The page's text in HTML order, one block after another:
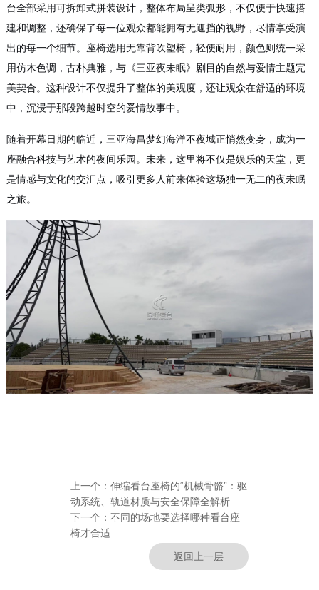
台全部采用可拆卸式拼装设计，整体布局呈类弧形，不仅便于快速搭
建和调整，还确保了每一位观众都能拥有无遮挡的视野，尽情享受演
出的每一个细节。座椅选用无靠背吹塑椅，轻便耐用，颜色则统一采
用仿木色调，古朴典雅，与《三亚夜未眠》剧目的自然与爱情主题完
美契合。这种设计不仅提升了整体的美观度，还让观众在舒适的环境
中，沉浸于那段跨越时空的爱情故事中。
随着开幕日期的临近，三亚海昌梦幻海洋不夜城正悄然变身，成为一
座融合科技与艺术的夜间乐园。未来，这里将不仅是娱乐的天堂，更
是情感与文化的交汇点，吸引更多人前来体验这场独一无二的夜未眠
之旅。
上一个： 伸缩看台座椅的“机械骨骼”：驱
动系统、轨道材质与安全保障全解析
下一个： 不同的场地要选择哪种看台座
椅才合适
返回上一层